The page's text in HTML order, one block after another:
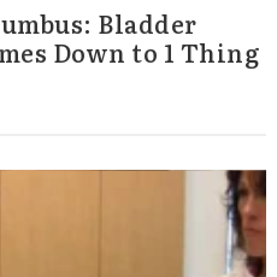
Bladder
Down to 1 Thing